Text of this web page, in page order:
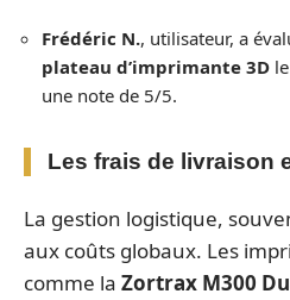
Frédéric N., utilisateur, a
plateau d’imprimante 3D
une note de 5/5.
Les frais de livraison
La gestion logistique,
aux coûts globaux. Les
comme la Zortrax M300